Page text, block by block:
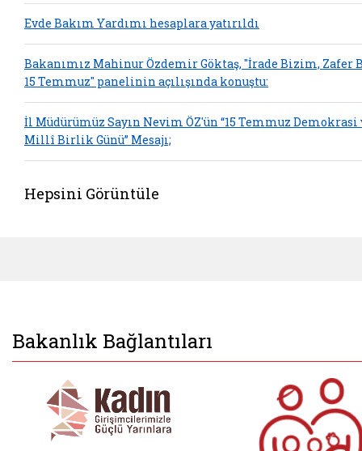
Evde Bakım Yardımı hesaplara yatırıldı
Bakanımız Mahinur Özdemir Göktaş, "İrade Bizim, Zafer
15 Temmuz" panelinin açılışında konuştu:
İl Müdürümüz Sayın Nevim ÖZ'ün “15 Temmuz Demokrasi
Millî Birlik Günü” Mesajı;
Hepsini Görüntüle
Bakanlık Bağlantıları